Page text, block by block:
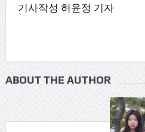
기사작성 허윤정 기자
ABOUT THE AUTHOR